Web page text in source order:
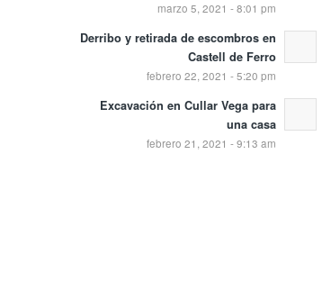
marzo 5, 2021 - 8:01 pm
Derribo y retirada de escombros en
Castell de Ferro
febrero 22, 2021 - 5:20 pm
Excavación en Cullar Vega para
una casa
febrero 21, 2021 - 9:13 am